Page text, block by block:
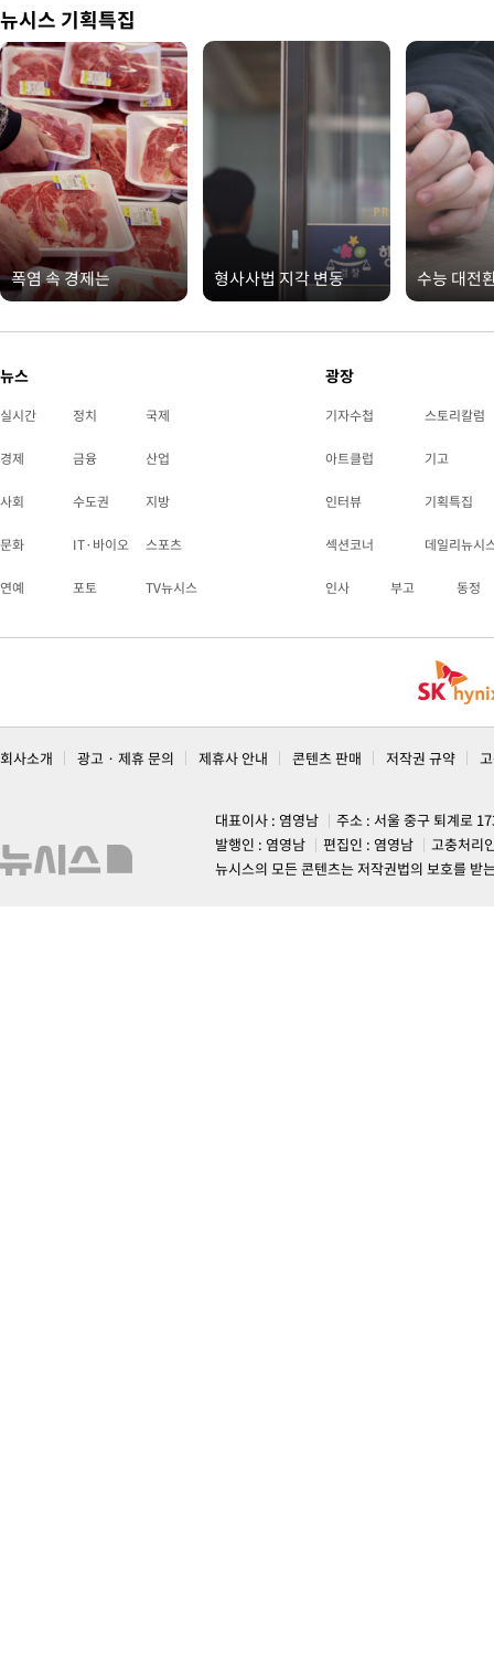
뉴시스 기획특집
폭염 속 경제는 형사사법 지각 변동 수능 대전
뉴스
실시간 정치 국제
경제 금융 산업
사회 수도권 지방
문화 IT·바이오 스포츠
연예 포토 TV뉴시스
광장
기자수첩 스토리칼럼
아트클럽 기고
인터뷰 기획특집
섹션코너 데일리뉴시
인사 부고 동정
회사소개 광고 · 제휴 문의 제휴사 안내 콘텐츠 판매 저작권 규약
대표이사 : 염영남
주소 : 서울 중구 퇴계로
발행인 : 염영남
편집인 : 염영남
고충처리
뉴시스의 모든 콘텐츠는 저작권법의 보호를